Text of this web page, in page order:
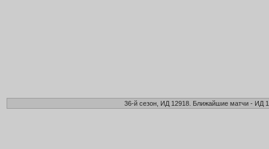
36-й сезон, ИД 12918. Ближайшие матчи - ИД